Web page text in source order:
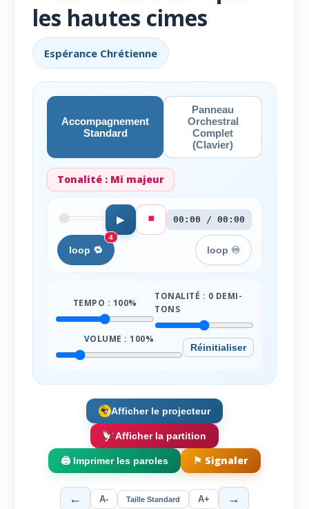
les hautes cimes
Espérance Chrétienne
Accompagnement
Standard
Panneau
Orchestral
Complet
(Clavier)
Tonalité : Mi majeur
▶ ⏹️ 00:00 / 00:00
loop 🔁
4
loop ♾️
TEMPO : 100%
TONALITÉ : 0 DEMI-
TONS
VOLUME :100%
Réinitialiser
Afficher le projecteur
Afficher la partition
🖨️ Imprimer les paroles ⚑ Signaler
← A- Taille Standard A+ →